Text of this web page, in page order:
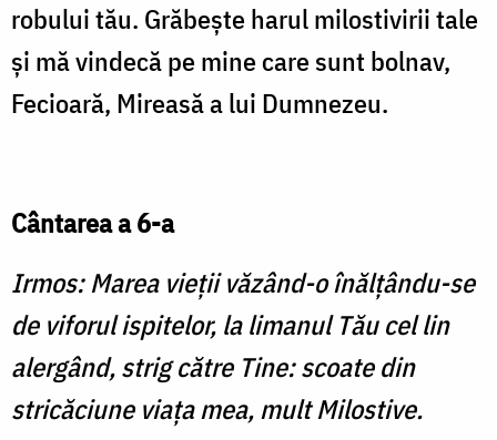
robului tău. Grăbeşte harul milostivirii tale
şi mă vindecă pe mine care sunt bolnav,
Fecioară, Mireasă a lui Dumnezeu.
Cântarea a 6-a
Irmos: Marea vieţii văzând-o înălţându-se
de viforul ispitelor, la limanul Tău cel lin
alergând, strig către Tine: scoate din
stricăciune viaţa mea, mult Milostive.